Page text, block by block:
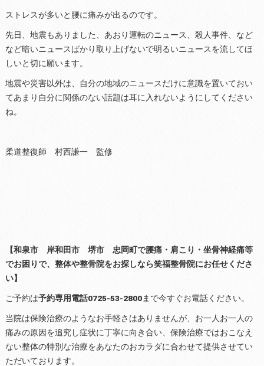
ストレスが多いと腰に痛みが出るのです。
先日、地震もありました、あおり運転のニュース、殺人事件、など
など暗いニュースばかり取り上げないで明るいニュースを流してほ
しいと切に願います。
地震や災害以外は、自分の地域のニュースだけに意識を置いておい
てあまり自分に関係のない話題は耳に入れないようにしてください
ね。
柔道整復師 村西謙一 監修
【和泉市 岸和田市 堺市 忠岡町で腰痛・肩こり・坐骨神経痛等
でお困りで、整体や整骨院をお探しなら笑福整骨院にお任せくださ
い】
ご予約は予約専用電話0725-53-2800まで今すぐお電話ください。
当院は保険治療のようなお手軽さはありませんが、お一人お一人の
痛みの原因を追究し症状に丁寧に向き合い、保険治療ではおこなえ
ない整体の特別な治療をあなたのおカラダに合わせて提供させてい
ただいております。